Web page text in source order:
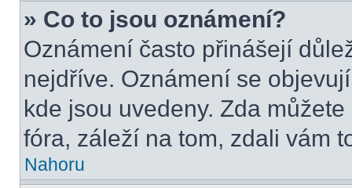
» Co to jsou oznámení?
Oznámení často přinášejí
nejdříve. Oznámení se
kde jsou uvedeny. Zda
fóra, záleží na tom, zdali vám
Nahoru